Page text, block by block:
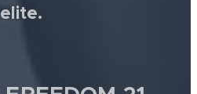
elite.